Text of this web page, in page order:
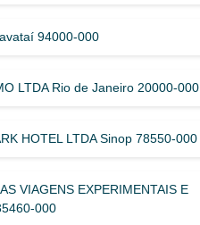
94000-000
LTDA Rio de Janeiro 20000-000
HOTEL LTDA Sinop 78550-000
VIAGENS EXPERIMENTAIS E
000